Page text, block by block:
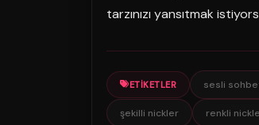
tarzınızı yansıtmak
ETIKETLER sesli
şekilli nickler renkli